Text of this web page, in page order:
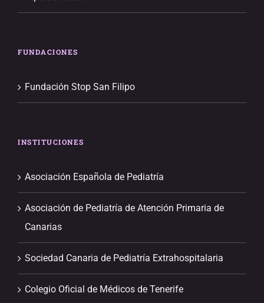
FUNDACIONES
Fundación Stop San Filipo
INSTITUCIONES
Asociación Española de Pediatría
Asociación de Pediatría de Atención Primaria de
Canarias
Sociedad Canaria de Pediatría Extrahospitalaria
Colegio Oficial de Médicos de Tenerife